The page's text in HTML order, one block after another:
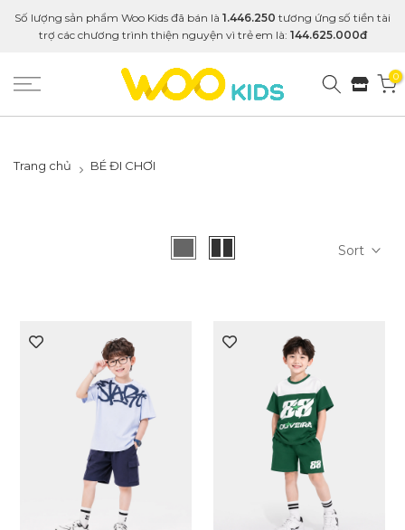
Số lượng sản phẩm Woo Kids đã bán là 1.446.250 tương ứng số tiền tài
trợ các chương trình thiện nguyện vì trẻ em là: 144.625.000đ
0
Trang chủ BÉ ĐI CHƠI
Sort